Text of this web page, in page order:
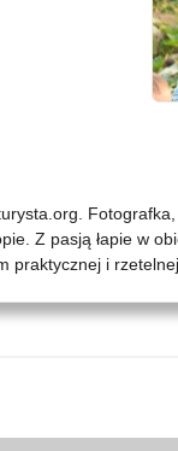
Z pasją łapie w
praktycznej i